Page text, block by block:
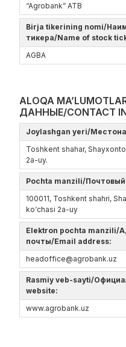
“Agrobank” ATB
Birja tikerining nomi/
тикера/Name of stock
AGBA
ALOQA
ДАННЫЕ/CONTACT
Joylashgan yeri/
Toshkent shahar,
2a-uy.
Pochta manzili/
100011, Toshkent shahri,
kо‘chasi 2a-uy
Elektron pochta manzili/
почты/Email address:
headoffice@agrobank.uz
Rasmiy veb-sayti/
website:
www.agrobank.uz